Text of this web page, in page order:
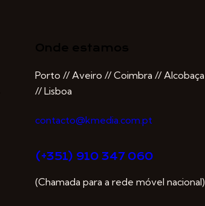
Porto // Aveiro // Coimbra // Alcobaça
// Lisboa
contacto@kmedia.com.pt
(+351) 910 347 060
(Chamada para a rede móvel nacional)